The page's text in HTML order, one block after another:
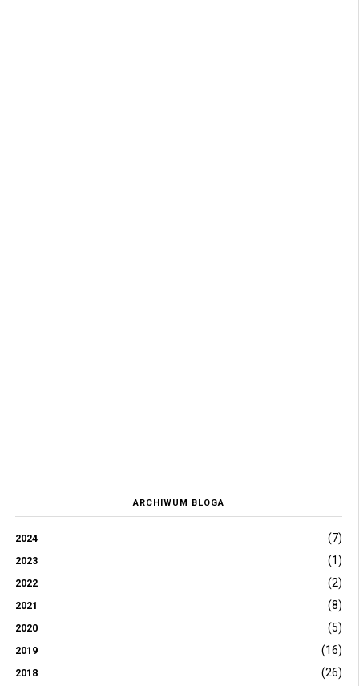
ARCHIWUM BLOGA
2024 (7)
2023 (1)
2022 (2)
2021 (8)
2020 (5)
2019 (16)
2018 (26)